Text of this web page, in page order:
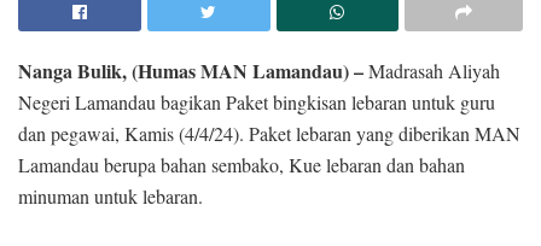
Nanga Bulik, (Humas MAN Lamandau) –Madrasah Aliyah
Negeri Lamandau bagikan Paket bingkisan lebaran untuk guru
dan pegawai, Kamis (4/4/24). Paket lebaran yang diberikan MAN
Lamandau berupa bahan sembako, Kue lebaran dan bahan
minuman untuk lebaran.